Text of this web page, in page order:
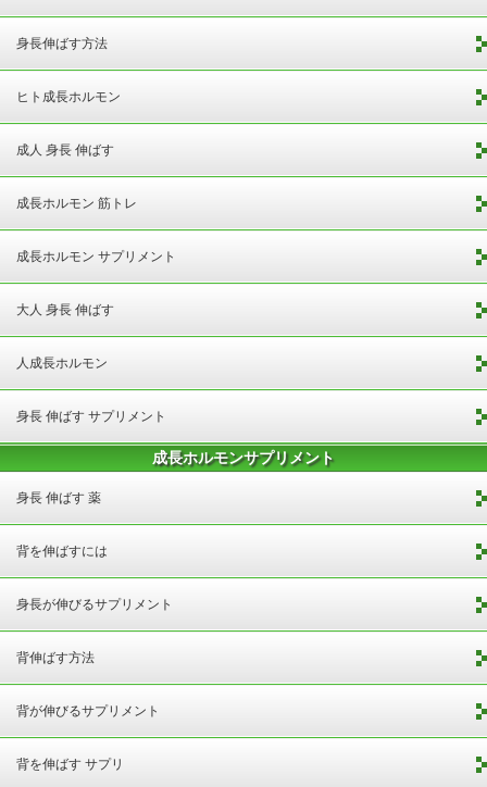
身長伸ばす方法
ヒト成長ホルモン
成人 身長 伸ばす
成長ホルモン 筋トレ
成長ホルモン サプリメント
大人 身長 伸ばす
人成長ホルモン
身長 伸ばす サプリメント
成長ホルモンサプリメント
身長 伸ばす 薬
背を伸ばすには
身長が伸びるサプリメント
背伸ばす方法
背が伸びるサプリメント
背を伸ばす サプリ